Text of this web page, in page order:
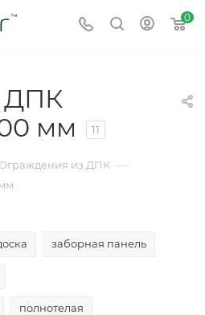
0
ДПК
мм
11
Ограждения из ДПК —
заборная панель
полнотелая